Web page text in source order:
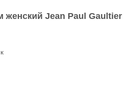
Jean Paul Gaultier